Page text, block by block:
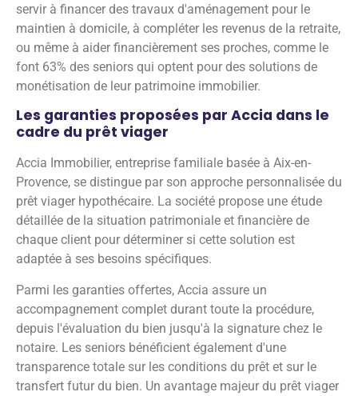
servir à financer des travaux d'aménagement pour le
maintien à domicile, à compléter les revenus de la retraite,
ou même à aider financièrement ses proches, comme le
font 63% des seniors qui optent pour des solutions de
monétisation de leur patrimoine immobilier.
Les garanties proposées par Accia dans le
cadre du prêt viager
Accia Immobilier, entreprise familiale basée à Aix-en-
Provence, se distingue par son approche personnalisée du
prêt viager hypothécaire. La société propose une étude
détaillée de la situation patrimoniale et financière de
chaque client pour déterminer si cette solution est
adaptée à ses besoins spécifiques.
Parmi les garanties offertes, Accia assure un
accompagnement complet durant toute la procédure,
depuis l'évaluation du bien jusqu'à la signature chez le
notaire. Les seniors bénéficient également d'une
transparence totale sur les conditions du prêt et sur le
transfert futur du bien. Un avantage majeur du prêt viager